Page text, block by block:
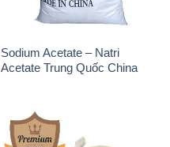
Sodium Acetate – Natri
Acetate Trung Quốc China